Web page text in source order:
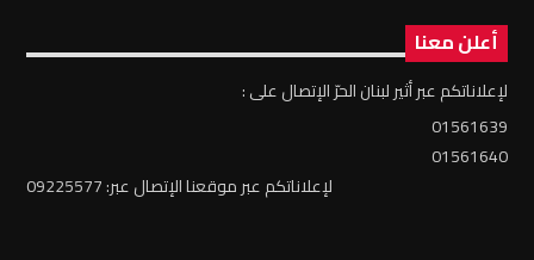
أعلن معنا
لإعلاناتكم عبر أثير لبنان الحرّ الإتصال على :
01561639
01561640
لإعلاناتكم عبر موقعنا الإتصال عبر: 09225577